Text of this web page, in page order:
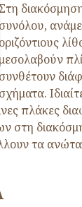
Στη
συνόλου,
οριζόντιους
μεσολαβούν
συνθέτουν
σχήματα.
πλάκες
στη
τα